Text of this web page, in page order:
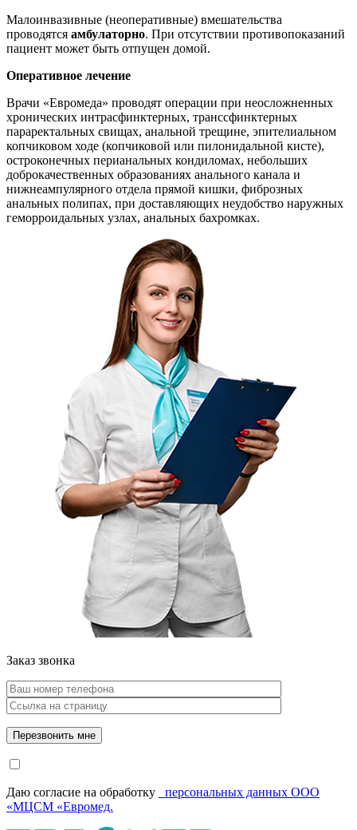
Малоинвазивные (неоперативные) вмешательства
проводятся амбулаторно. При отсутствии противопоказаний
пациент может быть отпущен домой.
Оперативное лечение
Врачи «Евромеда» проводят операции при неосложненных
хронических интрасфинктерных, транссфинктерных
параректальных свищах, анальной трещине, эпителиальном
копчиковом ходе (копчиковой или пилонидальной кисте),
остроконечных перианальных кондиломах, небольших
доброкачественных образованиях анального канала и
нижнеампулярного отдела прямой кишки, фиброзных
анальных полипах, при доставляющих неудобство наружных
геморроидальных узлах, анальных бахромках.
Заказ звонка
Даю согласие на обработку
персональных данных ООО
«МЦСМ «Евромед.